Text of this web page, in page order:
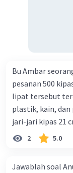
Bu Ambar
pesanan 500
lipat tersebut
plastik, kain,
jari-jari kipas 21
cm. Biaya
kain sebesar
2 5.0
Jawablah soal